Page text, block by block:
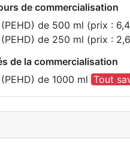
de commercialisation
de 500 ml (prix :
de 250 ml (prix :
de la commercialisation
de 1000 ml Tout